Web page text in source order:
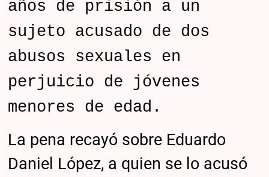
años de prisión a un
sujeto acusado de dos
abusos sexuales en
perjuicio de jóvenes
menores de edad.
La pena recayó sobre Eduardo
Daniel López, a quien se lo acusó